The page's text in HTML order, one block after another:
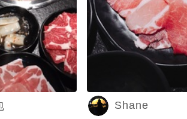
Shane